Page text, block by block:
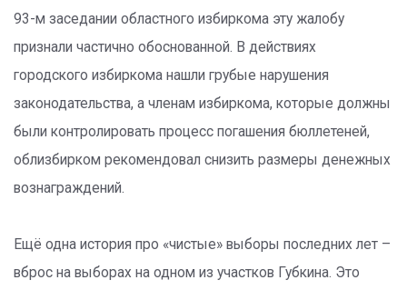
93-м заседании областного избиркома эту жалобу
признали частично обоснованной. В действиях
городского избиркома нашли грубые нарушения
законодательства, а членам избиркома, которые должны
были контролировать процесс погашения бюллетеней,
облизбирком рекомендовал снизить размеры денежных
вознаграждений.
Ещё одна история про «чистые» выборы последних лет –
вброс на выборах на одном из участков Губкина. Это